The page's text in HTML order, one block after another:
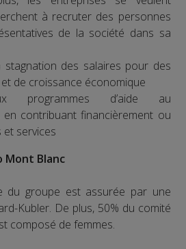
à recruter des personnes
de la société dans sa
des salaires pour des
et de croissance économique
programmes d’aide au
en contribuant financièrement ou
services
Mont Blanc
du groupe est assurée par une
Kubler. De plus, 50% du comité
composé de femmes.